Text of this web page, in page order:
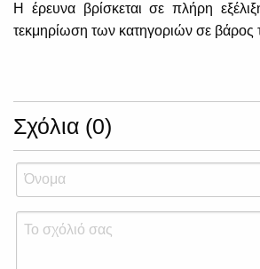
Η έρευνα βρίσκεται σε πλήρη
τεκμηρίωση των κατηγοριών σε βάρος
Σχόλια (0)